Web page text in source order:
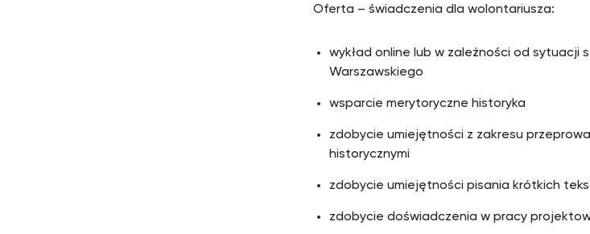
Oferta – świadczenia dla wolontariusza:
wykład online lub w zależności od sytuacji
Warszawskiego
wsparcie merytoryczne historyka
zdobycie umiejętności z zakresu
historycznymi
zdobycie umiejętności pisania krótkich
zdobycie doświadczenia w pracy